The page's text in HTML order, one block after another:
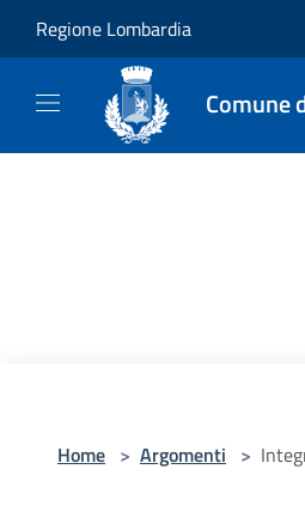
Regione Lombardia
Comune
Home > Argomenti >